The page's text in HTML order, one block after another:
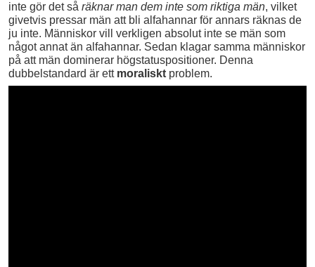
inte gör det så räknar man dem inte som riktiga män, vilket
givetvis pressar män att bli alfahannar för annars räknas de
ju inte. Människor vill verkligen absolut inte se män som
något annat än alfahannar. Sedan klagar samma människor
på att män dominerar högstatuspositioner. Denna
dubbelstandard är ett moraliskt problem.